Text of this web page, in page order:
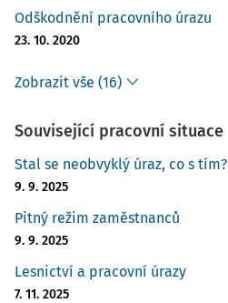
Odškodnění pracovního úrazu
23. 10. 2020
Zobrazit vše (16)
Související pracovní situace
Stal se neobvyklý úraz, co s tím?
9. 9. 2025
Pitný režim zaměstnanců
9. 9. 2025
Lesnictví a pracovní úrazy
7. 11. 2025